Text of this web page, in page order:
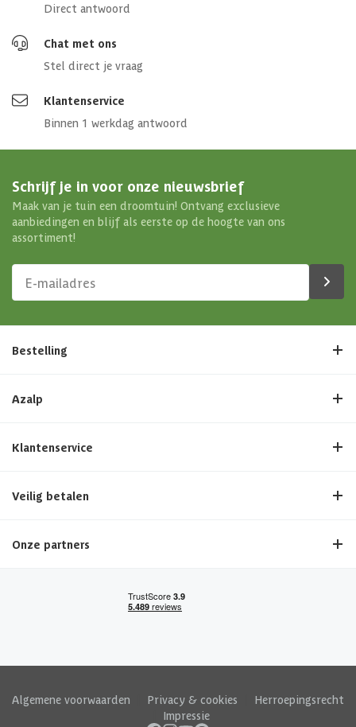
Direct antwoord
Chat met ons
Stel direct je vraag
Klantenservice
Binnen 1 werkdag antwoord
Schrijf je in voor onze nieuwsbrief
Maak van je tuin een droomtuin! Ontvang exclusieve
aanbiedingen en blijf als eerste op de hoogte van ons
assortiment!
Bestelling
Azalp
Klantenservice
Veilig betalen
Onze partners
Algemene voorwaarden Privacy & cookies
Herroepingsrecht
Impressie